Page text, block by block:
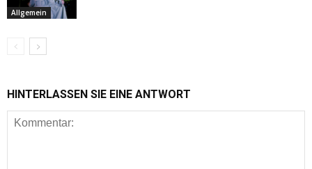
Allgemein
HINTERLASSEN SIE EINE ANTWORT